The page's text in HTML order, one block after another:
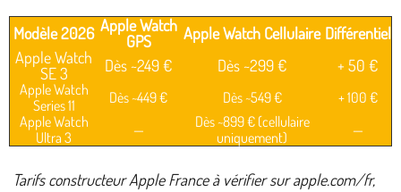
Modèle 2026 Apple Watch
GPS
Apple Watch Cellulaire Différentiel
Apple Watch
SE 3
Dès ~249 € Dès ~299 € + 50 €
Apple Watch
Series 11
Dès ~449 € Dès ~549 €
+ 100 €
Apple Watch
Ultra 3
—
Dès ~899 € (cellulaire
uniquement)
—
Tarifs constructeur Apple France à vérifier sur apple.com/fr,